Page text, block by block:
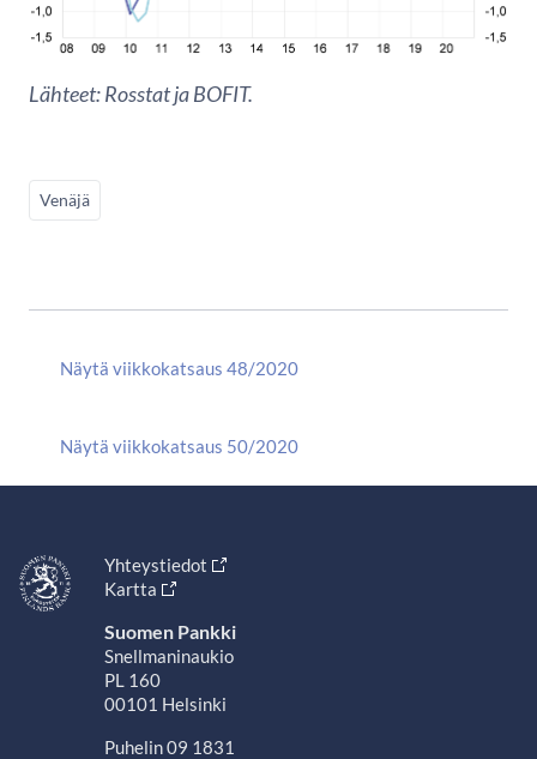
Lähteet: Rosstat ja BOFIT.
Venäjä
Näytä viikkokatsaus 48/2020
Näytä viikkokatsaus 50/2020
Yhteystiedot
Kartta
Suomen Pankki
Snellmaninaukio
PL 160
00101 Helsinki
Puhelin 09 1831